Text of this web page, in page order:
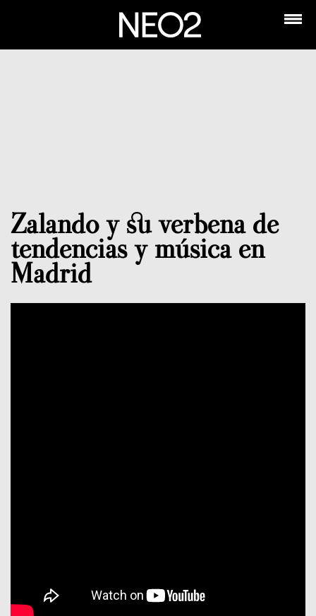
Zalando y su verbena de
tendencias y música en
Madrid